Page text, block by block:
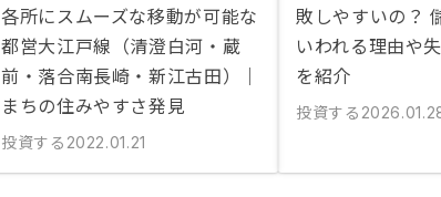
各所にスムーズな移動が可能な
都営大江戸線（清澄白河・蔵
前・落合南長崎・新江古田）｜
まちの住みやすさ発見
投資する 2022.01.21
敗しやすいの？
いわれる理由や
を紹介
投資する